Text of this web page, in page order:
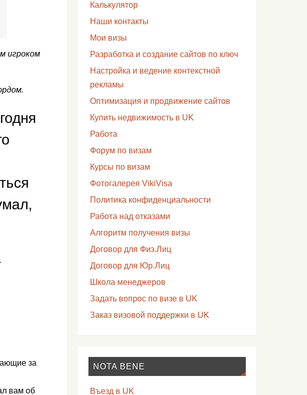
игроком
за
вам об
Калькулятор
Наши контакты
Мои визы
Разработка и создание сайтов по ключ
Настройка и ведение контекстной
рекламы
Оптимизация и продвижение сайтов
Купить недвижимость в UK
Работа
Форум по визам
Курсы по визам
Фотогалерея VikiVisa
Политика конфиденциальности
Работа над отказами
Алгоритм получения визы
Договор для Физ.Лиц
Договор для Юр.Лиц
Школа менеджеров
Задать вопрос по визе в UK
Заказ визовой поддержки в UK
NOTA BENE
Въезд в UK